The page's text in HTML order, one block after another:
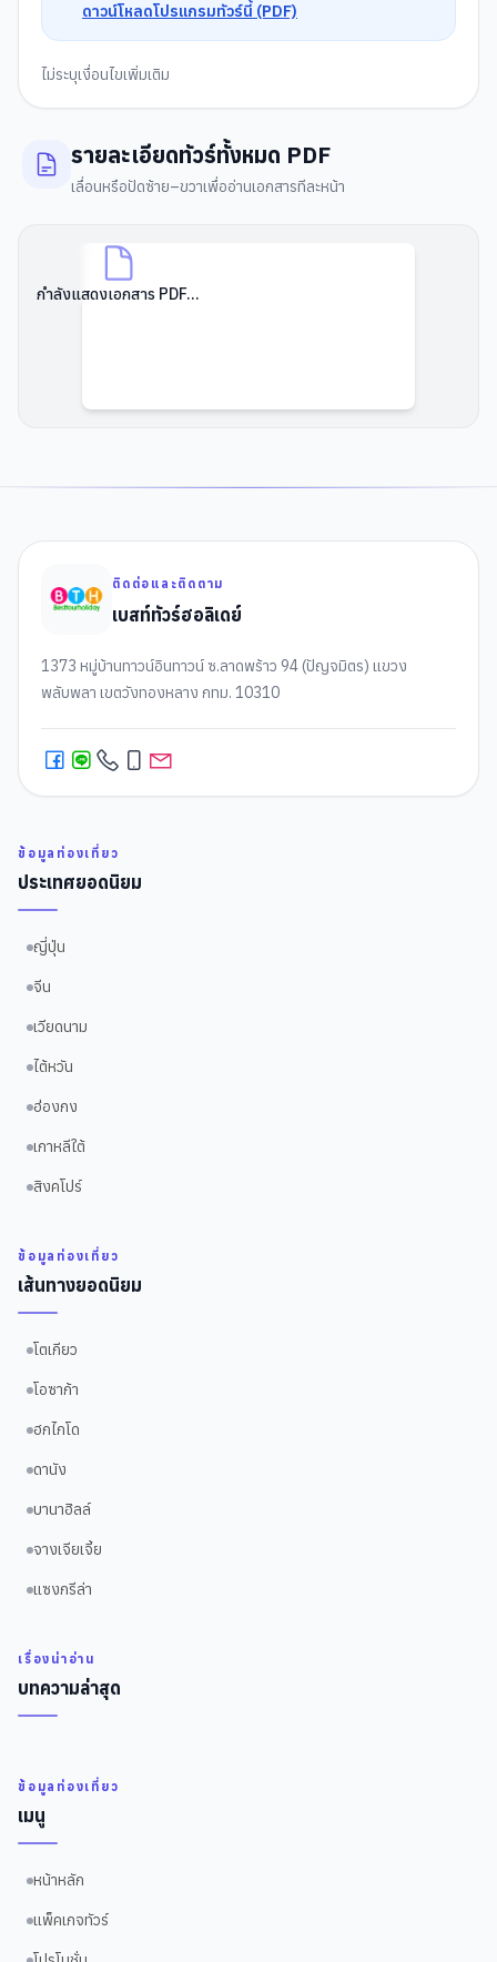
ดาวน์โหลดโปรแกรมทัวร์นี้ (PDF)
ไม่ระบุเงื่อนไขเพิ่มเติม
รายละเอียดทัวร์ทั้งหมด PDF
เลื่อนหรือปัดซ้าย–ขวาเพื่ออ่านเอกสารทีละหน้า
กำลังแสดงเอกสาร PDF...
ติดต่อและติดตาม
เบสท์ทัวร์ฮอลิเดย์
1373 หมู่บ้านทาวน์อินทาวน์ ซ.ลาดพร้าว 94 (ปัญจมิตร) แขวง
พลับพลา เขตวังทองหลาง กทม. 10310
ข้อมูลท่องเที่ยว
ประเทศยอดนิยม
ญี่ปุ่น
จีน
เวียดนาม
ไต้หวัน
ฮ่องกง
เกาหลีใต้
สิงคโปร์
ข้อมูลท่องเที่ยว
เส้นทางยอดนิยม
โตเกียว
โอซาก้า
ฮกไกโด
ดานัง
บานาฮิลล์
จางเจียเจี้ย
แซงกรีล่า
เรื่องน่าอ่าน
บทความล่าสุด
ข้อมูลท่องเที่ยว
เมนู
หน้าหลัก
แพ็คเกจทัวร์